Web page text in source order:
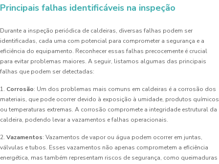
Principais falhas identificáveis na inspeção
Durante a inspeção periódica de caldeiras, diversas falhas podem ser
identificadas, cada uma com potencial para comprometer a segurança e a
eficiência do equipamento. Reconhecer essas falhas precocemente é crucial
para evitar problemas maiores. A seguir, listamos algumas das principais
falhas que podem ser detectadas:
1. Corrosão: Um dos problemas mais comuns em caldeiras é a corrosão dos
materiais, que pode ocorrer devido à exposição à umidade, produtos químicos
ou temperaturas extremas. A corrosão compromete a integridade estrutural da
caldeira, podendo levar a vazamentos e falhas operacionais.
2. Vazamentos: Vazamentos de vapor ou água podem ocorrer em juntas,
válvulas e tubos. Esses vazamentos não apenas comprometem a eficiência
energética, mas também representam riscos de segurança, como queimaduras